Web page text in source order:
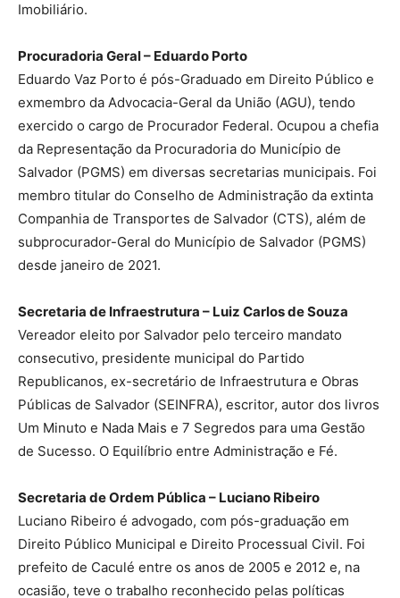
Imobiliário.
Procuradoria Geral – Eduardo Porto
Eduardo Vaz Porto é pós-Graduado em Direito Público e
exmembro da Advocacia-Geral da União (AGU), tendo
exercido o cargo de Procurador Federal. Ocupou a chefia
da Representação da Procuradoria do Município de
Salvador (PGMS) em diversas secretarias municipais. Foi
membro titular do Conselho de Administração da extinta
Companhia de Transportes de Salvador (CTS), além de
subprocurador-Geral do Município de Salvador (PGMS)
desde janeiro de 2021.
Secretaria de Infraestrutura – Luiz Carlos de Souza
Vereador eleito por Salvador pelo terceiro mandato
consecutivo, presidente municipal do Partido
Republicanos, ex-secretário de Infraestrutura e Obras
Públicas de Salvador (SEINFRA), escritor, autor dos livros
Um Minuto e Nada Mais e 7 Segredos para uma Gestão
de Sucesso. O Equilíbrio entre Administração e Fé.
Secretaria de Ordem Pública – Luciano Ribeiro
Luciano Ribeiro é advogado, com pós-graduação em
Direito Público Municipal e Direito Processual Civil. Foi
prefeito de Caculé entre os anos de 2005 e 2012 e, na
ocasião, teve o trabalho reconhecido pelas políticas